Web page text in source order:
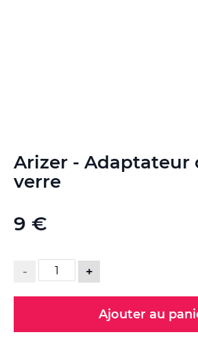
Arizer - Adaptateur
verre
9 €
- +
Ajouter au
to
the
beginning
the
images